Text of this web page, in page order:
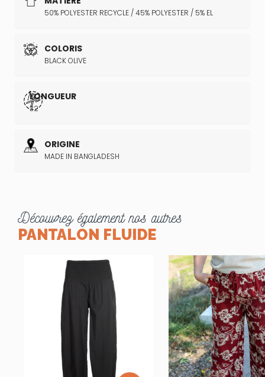
50% POLYESTER RECYCLE / 45% POLYESTER / 5% EL
COLORIS
BLACK OLIVE
LONGUEUR
32
ORIGINE
MADE IN BANGLADESH
Découvrez également nos autres
PANTALON FLUIDE